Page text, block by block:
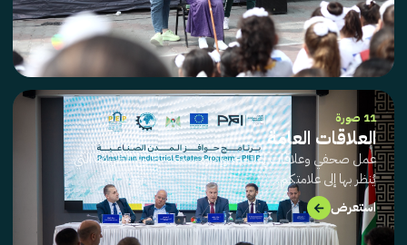
11 صورة
العلاقات العامة
عمل صحفي وعلاقات إعلامية وإدارة سمعة تصوغ الطريقة التي
يُنظر بها إلى علامتكم.
استعرض →